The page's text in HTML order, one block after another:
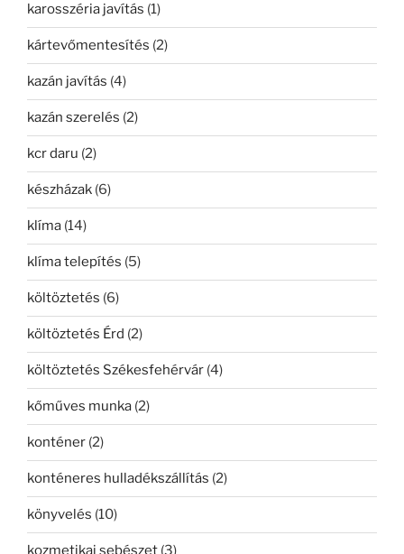
karosszéria javítás (1)
kártevőmentesítés (2)
kazán javítás (4)
kazán szerelés (2)
kcr daru (2)
készházak (6)
klíma (14)
klíma telepítés (5)
költöztetés (6)
költöztetés Érd (2)
költöztetés Székesfehérvár (4)
kőműves munka (2)
konténer (2)
konténeres hulladékszállítás (2)
könyvelés (10)
kozmetikai sebészet (3)